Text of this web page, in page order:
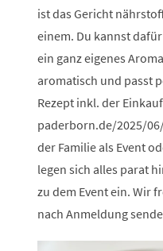
ist das Gericht
einem. Du kannst
ein ganz eigenes
aromatisch und passt
Rezept inkl. der
paderborn.de/2025/
der Familie als Event
legen sich alles parat
zu dem Event ein. Wir
nach Anmeldung